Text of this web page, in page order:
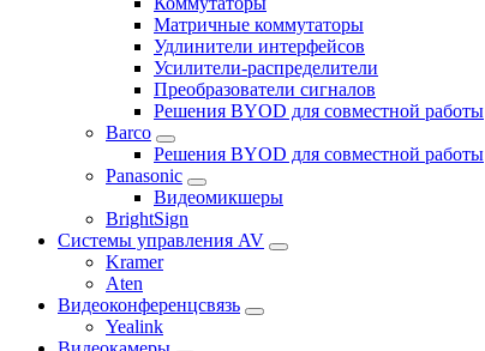
Матричные коммутаторы
Удлинители интерфейсов
Усилители-распределители
Преобразователи сигналов
Решения BYOD для совместной работы
Barco
Решения BYOD для совместной работы
Panasonic
Видеомикшеры
BrightSign
Системы управления AV
Kramer
Aten
Видеоконференцсвязь
Yealink